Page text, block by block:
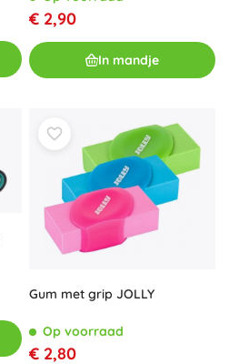
€ 2,90
In mandje
Gum met grip JOLLY
Op voorraad
€ 2,80